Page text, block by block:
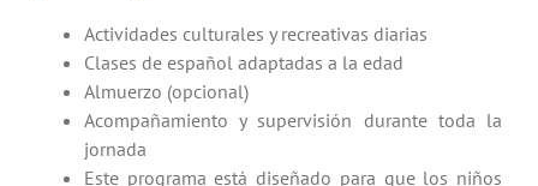
Actividades culturales y recreativas diarias
Clases de español adaptadas a la edad
Almuerzo (opcional)
Acompañamiento y supervisión durante toda la
jornada
Este programa está diseñado para que los niños